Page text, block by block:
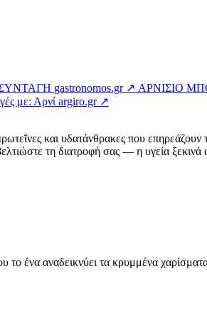
| ΣΥΝΤΑΓΗ gastronomos.gr ↗ ΑΡΝΙΣΙΟ
με: Αρνί argiro.gr ↗
και υδατάνθρακες που
τη διατροφή σας — η υγεία ξεκινά
το ένα αναδεικνύει τα κρυμμένα